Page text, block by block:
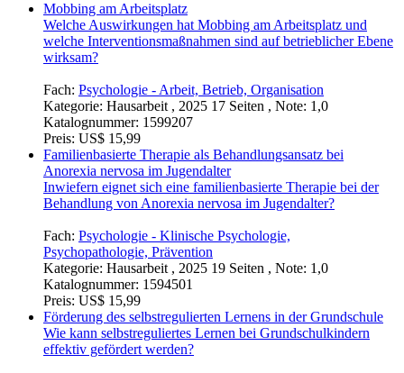
Mobbing am Arbeitsplatz
Welche Auswirkungen hat Mobbing am Arbeitsplatz und
welche Interventionsmaßnahmen sind auf betrieblicher Ebene
wirksam?
Fach: Psychologie - Arbeit, Betrieb, Organisation
Kategorie: Hausarbeit , 2025 17 Seiten , Note: 1,0
Katalognummer: 1599207
Preis: US$ 15,99
Familienbasierte Therapie als Behandlungsansatz bei
Anorexia nervosa im Jugendalter
Inwiefern eignet sich eine familienbasierte Therapie bei der
Behandlung von Anorexia nervosa im Jugendalter?
Fach: Psychologie - Klinische Psychologie,
Psychopathologie, Prävention
Kategorie: Hausarbeit , 2025 19 Seiten , Note: 1,0
Katalognummer: 1594501
Preis: US$ 15,99
Förderung des selbstregulierten Lernens in der Grundschule
Wie kann selbstreguliertes Lernen bei Grundschulkindern
effektiv gefördert werden?